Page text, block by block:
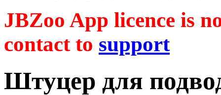
JBZoo App licence is
contact to support
Штуцер для